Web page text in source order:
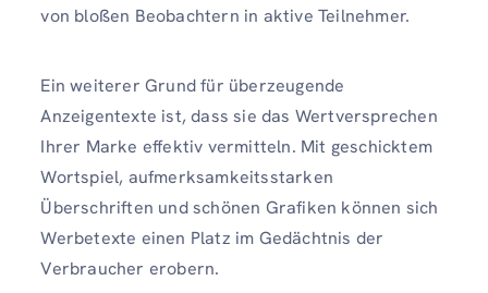
von bloßen Beobachtern in aktive Teilnehmer.
Ein weiterer Grund für überzeugende
Anzeigentexte ist, dass sie das Wertversprechen
Ihrer Marke effektiv vermitteln. Mit geschicktem
Wortspiel, aufmerksamkeitsstarken
Überschriften und schönen Grafiken können sich
Werbetexte einen Platz im Gedächtnis der
Verbraucher erobern.